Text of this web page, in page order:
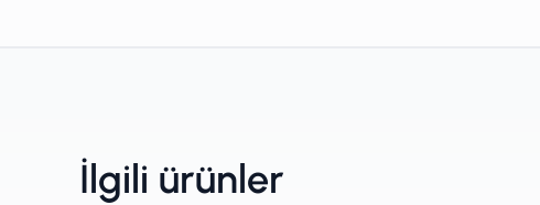
İlgili ürünler